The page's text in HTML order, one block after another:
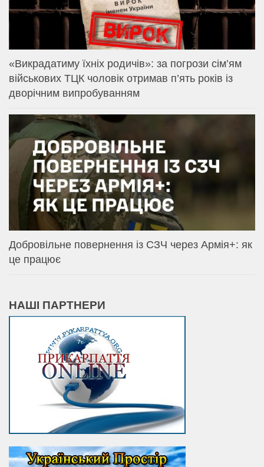
«Викрадатиму їхніх родичів»: за погрози сім’ям
військових ТЦК чоловік отримав п’ять років із
дворічним випробуванням
Добровільне повернення із СЗЧ через Армія+: як
це працює
НАШІ ПАРТНЕРИ